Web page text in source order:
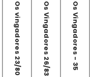
Os vingadores 23/80 Os Vingadores 26/83 Os Vingadores - 35